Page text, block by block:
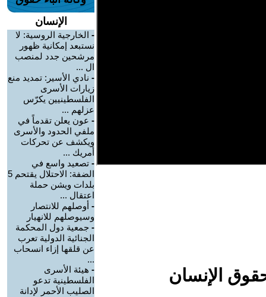
الإنسان
الإنسان
- الخارجية الروسية: لا
نستبعد إمكانية ظهور
مرشحين جدد لمنصب
ال ...
- نادي الأسير: تمديد منع
زيارات الأسرى
الفلسطينيين يكرّس
عزلهم ...
- عون يعلن تقدماً في
ملفي الحدود والأسرى
ويكشف عن تحركات
أمريك ...
- تصعيد واسع في
الضفة: الاحتلال يقتحم 5
بلدات ويشن حملة
اعتقال ...
- أوصلهم للانتصار
وسيوصلهم للانهيار
- جمعية دول المحكمة
الجنائية الدولية تعرب
عن قلقها إزاء انسحاب
...
- هيئة الأسرى
الفلسطينية تدعو
الصليب الأحمر لإدانة